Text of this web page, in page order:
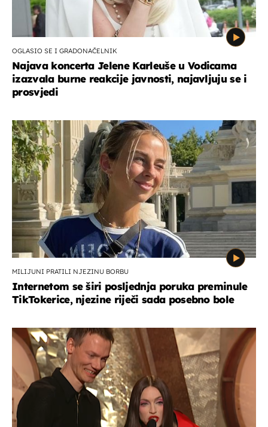
OGLASIO SE I GRADONAČELNIK
Najava koncerta Jelene Karleuše u Vodicama
izazvala burne reakcije javnosti, najavljuju se i
prosvjedi
MILIJUNI PRATILI NJEZINU BORBU
Internetom se širi posljednja poruka preminule
TikTokerice, njezine riječi sada posebno bole